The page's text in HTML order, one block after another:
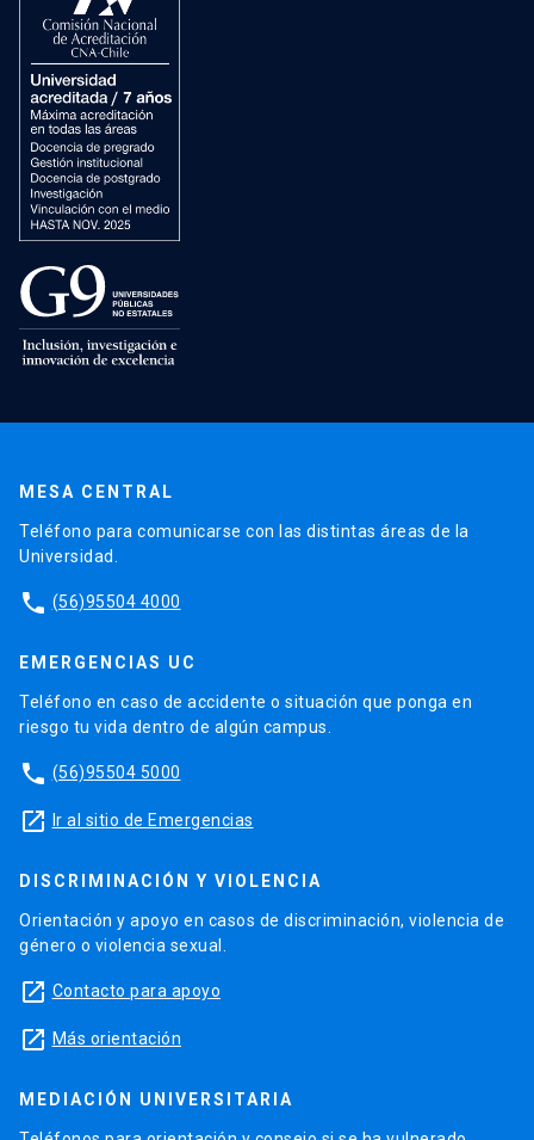
MESA CENTRAL
Teléfono para comunicarse con las distintas áreas de la
Universidad.
phone (56)95504 4000
EMERGENCIAS UC
Teléfono en caso de accidente o situación que ponga en
riesgo tu vida dentro de algún campus.
phone (56)95504 5000
launch Ir al sitio de Emergencias
DISCRIMINACIÓN Y VIOLENCIA
Orientación y apoyo en casos de discriminación, violencia de
género o violencia sexual.
launch Contacto para apoyo
launch Más orientación
MEDIACIÓN UNIVERSITARIA